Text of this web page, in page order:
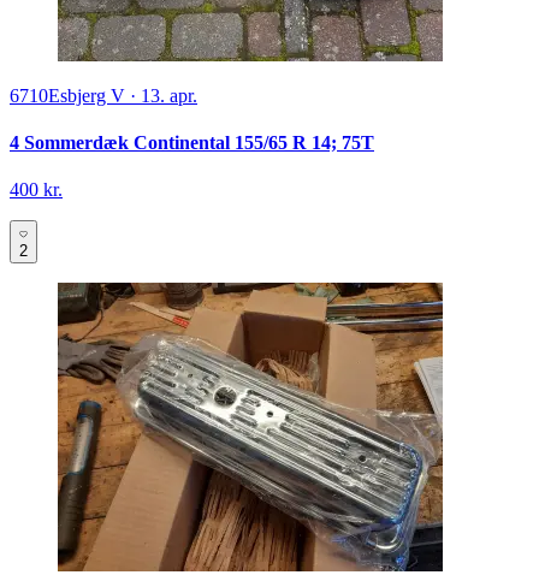
6710Esbjerg V · 13. apr.
4 Sommerdæk Continental 155/65 R 14; 75T
400 kr.
2